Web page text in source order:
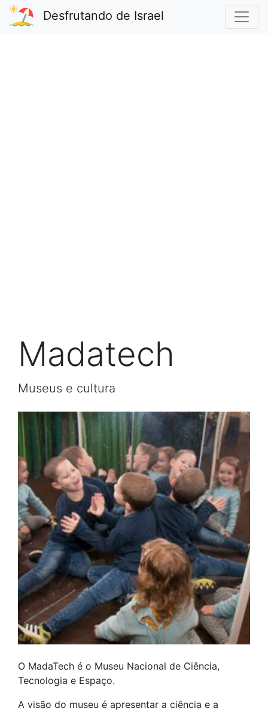
Desfrutando de Israel
Madatech
Museus e cultura
O MadaTech é o Museu Nacional de Ciência,
Tecnologia e Espaço.
A visão do museu é apresentar a ciência e a